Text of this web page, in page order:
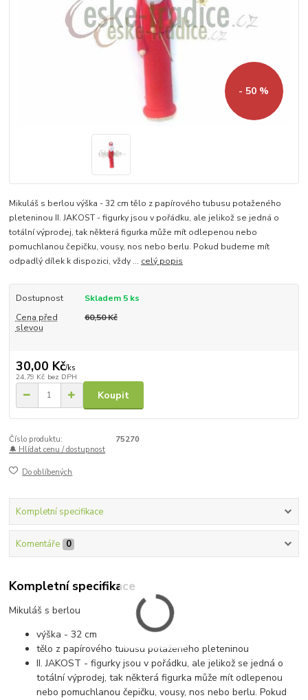
- 50 %
Mikuláš s berlou výška - 32 cm tělo z papírového tubusu potaženého
pleteninou II. JAKOST - figurky jsou v pořádku, ale jelikož se jedná o
totální výprodej, tak některá figurka může mít odlepenou nebo
pomuchlanou čepičku, vousy, nos nebo berlu. Pokud budeme mít
odpadlý dílek k dispozici, vždy ... celý popis
Dostupnost
Skladem 5 ks
Cena před
slevou
60,50 Kč
30,00 Kč/ks
24,79 Kč bez DPH
Koupit
Číslo produktu:
75270
🔔 Hlídat cenu / dostupnost
Do oblíbených
Kompletní specifikace
Komentáře 0
Kompletní specifikace
Mikuláš s berlou
výška - 32 cm
tělo z papírového tubusu potaženého pleteninou
II. JAKOST - figurky jsou v pořádku, ale jelikož se jedná o
totální výprodej, tak některá figurka může mít odlepenou
nebo pomuchlanou čepičku, vousy, nos nebo berlu. Pokud